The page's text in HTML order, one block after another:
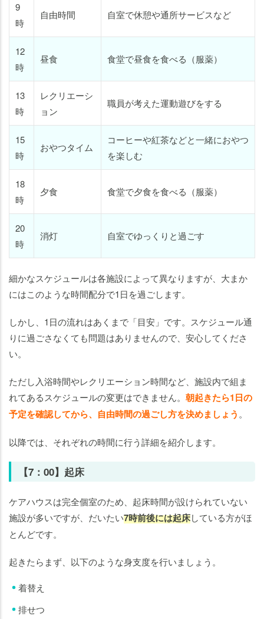
9
時
自由時間 自室で休憩や通所サービスなど
12
時
昼食 食堂で昼食を食べる（服薬）
13
時
レクリエーシ
ョン
職員が考えた運動遊びをする
15
時
おやつタイム
コーヒーや紅茶などと一緒におやつ
を楽しむ
18
時
夕食 食堂で夕食を食べる（服薬）
20
時
消灯 自室でゆっくりと過ごす
細かなスケジュールは各施設によって異なりますが、大まか
にはこのような時間配分で1日を過ごします。
しかし、1日の流れはあくまで「目安」です。スケジュール通
りに過ごさなくても問題はありませんので、安心してくださ
い。
ただし入浴時間やレクリエーション時間など、施設内で組ま
れてあるスケジュールの変更はできません。 朝起きたら1日の
予定を確認してから、自由時間の過ごし方を決めましょう 。
以降では、それぞれの時間に行う詳細を紹介します。
【7：00】起床
ケアハウスは完全個室のため、起床時間が設けられていない
施設が多いですが、だいたい7時前後には起床している方がほ
とんどです。
起きたらまず、以下のような身支度を行いましょう。
着替え
排せつ